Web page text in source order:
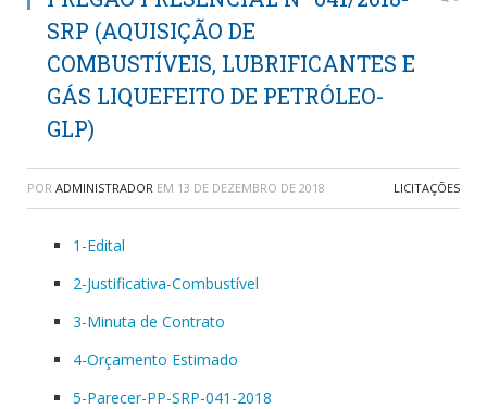
SRP (AQUISIÇÃO DE
COMBUSTÍVEIS, LUBRIFICANTES E
GÁS LIQUEFEITO DE PETRÓLEO-
GLP)
POR ADMINISTRADOR EM 13 DE DEZEMBRO DE 2018 LICITAÇÕES
1-Edital
2-Justificativa-Combustível
3-Minuta de Contrato
4-Orçamento Estimado
5-Parecer-PP-SRP-041-2018